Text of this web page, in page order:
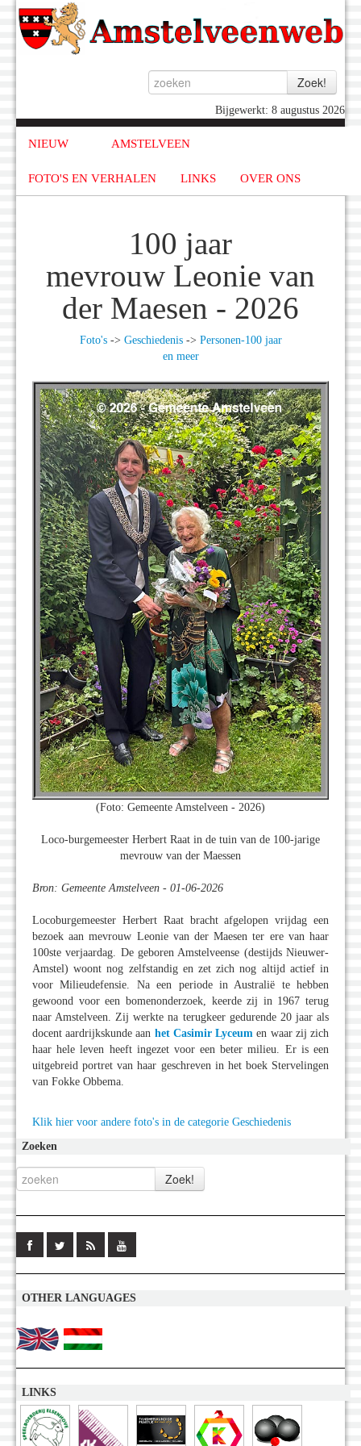
Bijgewerkt: 8 augustus 2026
NIEUW AMSTELVEEN
FOTO'S EN VERHALEN LINKS OVER ONS
100 jaar
mevrouw Leonie van
der Maesen - 2026
Foto's-> Geschiedenis-> Personen-100 jaar
en meer
(Foto: Gemeente Amstelveen - 2026)
Loco-burgemeester Herbert Raat in de tuin van de 100-jarige
mevrouw van der Maessen
Bron: Gemeente Amstelveen - 01-06-2026
Locoburgemeester Herbert Raat bracht afgelopen vrijdag een
bezoek aan mevrouw Leonie van der Maesen ter ere van haar
100ste verjaardag. De geboren Amstelveense (destijds Nieuwer-
Amstel) woont nog zelfstandig en zet zich nog altijd actief in
voor Milieudefensie. Na een periode in Australië te hebben
gewoond voor een bomenonderzoek, keerde zij in 1967 terug
naar Amstelveen. Zij werkte na terugkeer gedurende 20 jaar als
docent aardrijkskunde aan het Casimir Lyceum en waar zij zich
haar hele leven heeft ingezet voor een beter milieu. Er is een
uitgebreid portret van haar geschreven in het boek Stervelingen
van Fokke Obbema.
Klik hier voor andere foto's in de categorie Geschiedenis
Zoeken
OTHER LANGUAGES
LINKS